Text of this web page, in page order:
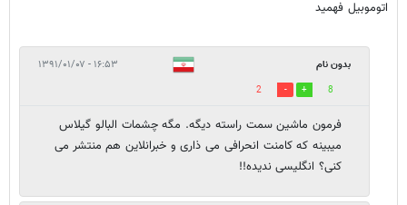
اتوموبیل فهمید
بدون نام ۱۶:۵۳ - ۱۳۹۱/۰۱/۰۷
8
2
فرمون ماشین سمت راسته دیگه. مگه چشمات البالو گیلاس
میبینه که کامنت انحرافی می ذاری و خبرانلاین هم منتشر می
کنی؟ انگلیسی ندیده!!